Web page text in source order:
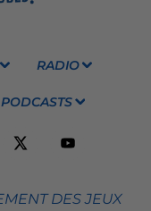
RADIO
PODCASTS
DES JEUX